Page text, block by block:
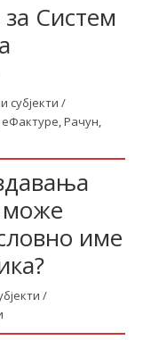
Систем
субјекти /
еФактуре,Рачун,
може
име
/